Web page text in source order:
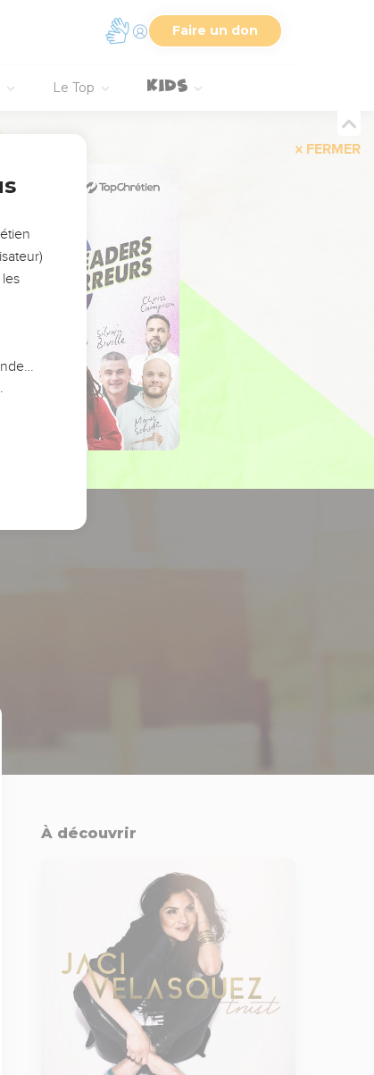
Faire un don
Le Top
FERMER
À découvrir